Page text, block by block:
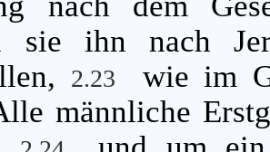
sie ihn nach
2.23
wie im
männliche